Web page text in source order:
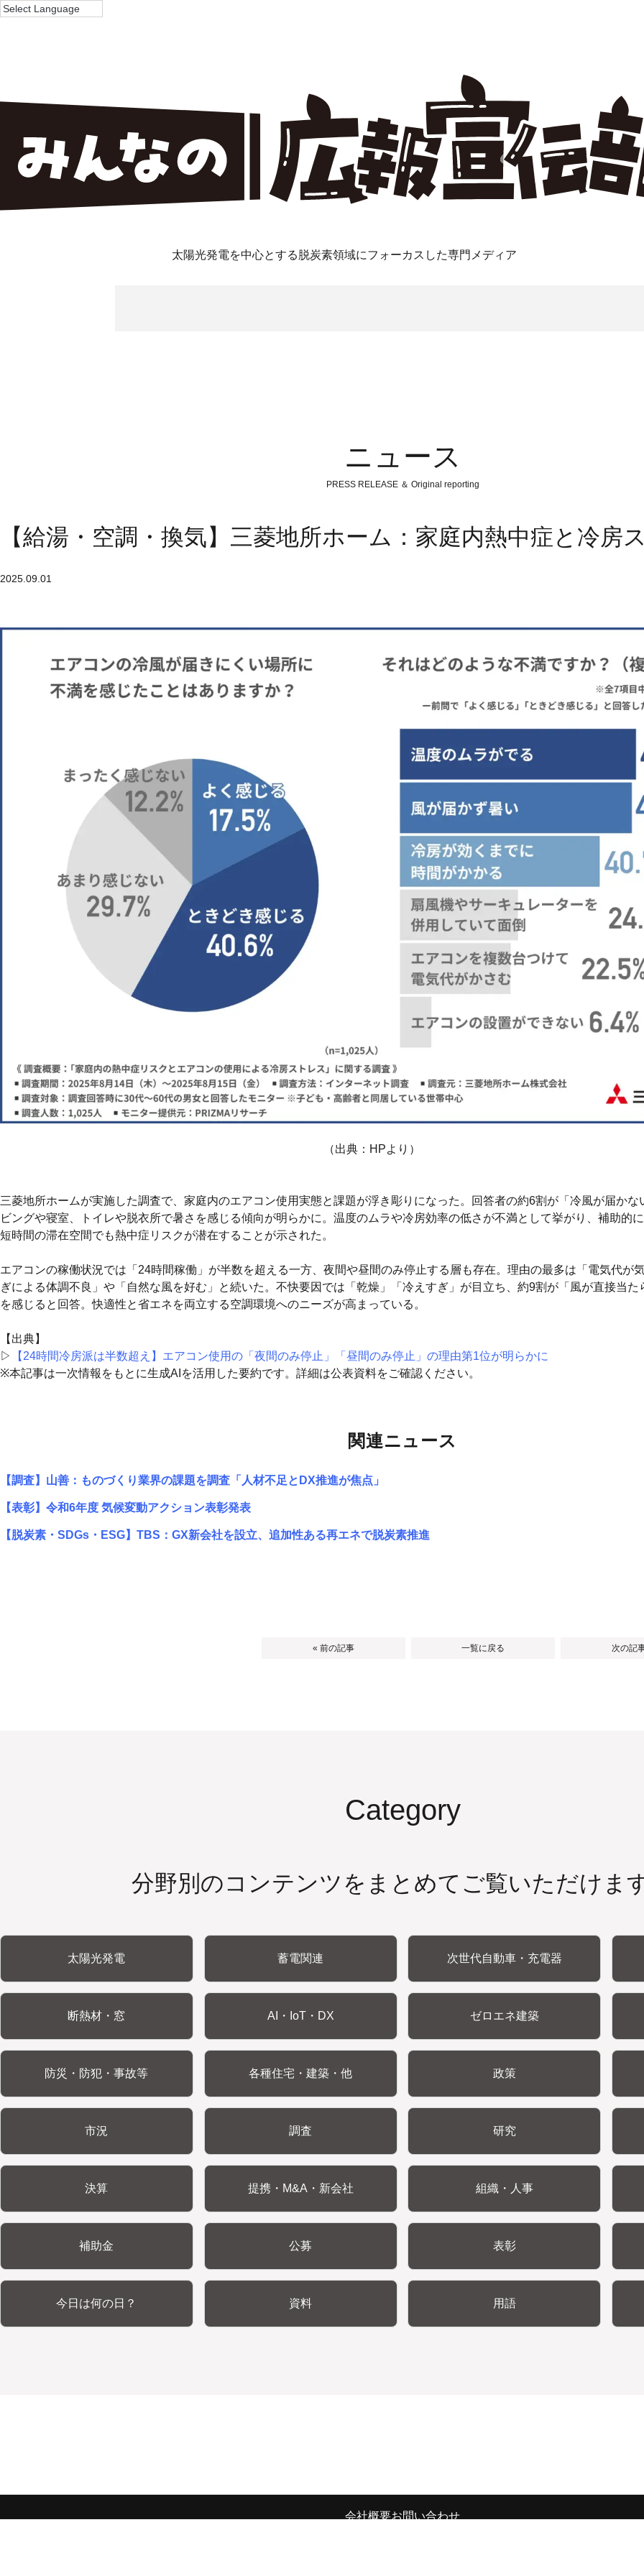
太陽光発電を中心とする脱炭素領域にフォーカスした専門メディア
ニュース
PRESS RELEASE ＆ Original reporting
【給湯・空調・換気】三菱地所ホーム：家庭内熱中症と冷房
2025.09.01
（出典：HPより）
三菱地所ホームが実施した調査で、家庭内のエアコン使用実態と課題が浮き彫りになった。回答者の約6割が「冷風が届か
ビングや寝室、トイレや脱衣所で暑さを感じる傾向が明らかに。温度のムラや冷房効率の低さが不満として挙がり、補助的
短時間の滞在空間でも熱中症リスクが潜在することが示された。
エアコンの稼働状況では「24時間稼働」が半数を超える一方、夜間や昼間のみ停止する層も存在。理由の最多は「電気代が
ぎによる体調不良」や「自然な風を好む」と続いた。不快要因では「乾燥」「冷えすぎ」が目立ち、約9割が「風が直接当
を感じると回答。快適性と省エネを両立する空調環境へのニーズが高まっている。
【出典】
▷
【24時間冷房派は半数超え】エアコン使用の「夜間のみ停止」「昼間のみ停止」の理由第1位が明らかに
※本記事は一次情報をもとに生成AIを活用した要約です。詳細は公表資料をご確認ください。
関連ニュース
【調査】山善：ものづくり業界の課題を調査「人材不足とDX推進が焦点」
【表彰】令和6年度 気候変動アクション表彰発表
【脱炭素・SDGs・ESG】TBS：GX新会社を設立、追加性ある再エネで脱炭素推進
« 前の記事 一覧に戻る 次の記
Category
分野別のコンテンツをまとめてご覧いただけま
太陽光発電 蓄電関連 次世代自動車・充電器
断熱材・窓 AI・IoT・DX ゼロエネ建築
防災・防犯・事故等 各種住宅・建築・他 政策
市況 調査 研究
決算 提携・M&A・新会社 組織・人事
補助金 公募 表彰
今日は何の日？ 資料 用語
会社概要お問い合わせ